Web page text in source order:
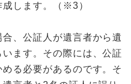
します。（※3）
、公証人が遺言者から遺
ます。その際には、公証
る必要があるのです。そ